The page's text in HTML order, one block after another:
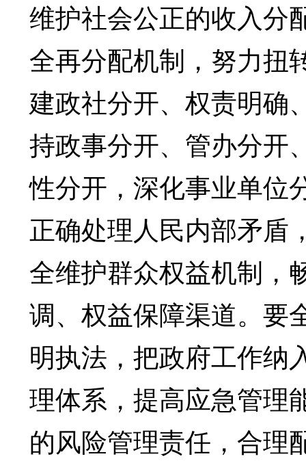
维护社会公正的收入分
全再分配机制，努力扭
建政社分开、权责明确
持政事分开、管办分开
性分开，深化事业单位
正确处理人民内部矛盾
全维护群众权益机制，
调、权益保障渠道。要
明执法，把政府工作纳
理体系，提高应急管理
的风险管理责任，合理